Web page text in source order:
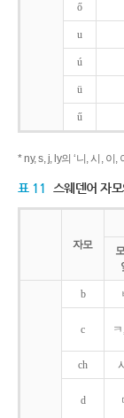
ő
u
ú
ü
ű
* ny, s, j, ly의 ‘니, 시,
표 11 스웨덴어 자
자모
b
c
ch
d